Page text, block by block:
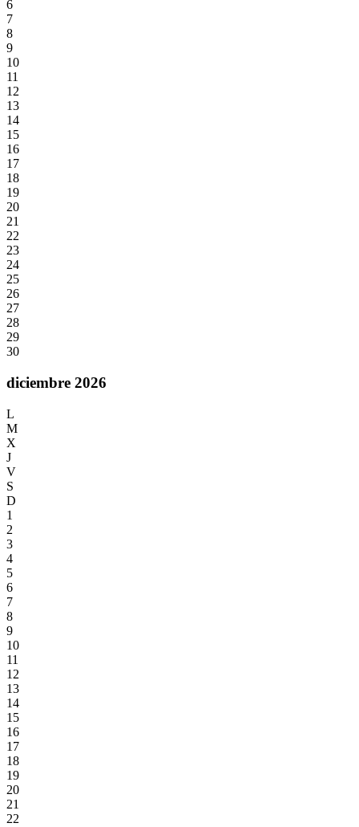
6
7
8
9
10
11
12
13
14
15
16
17
18
19
20
21
22
23
24
25
26
27
28
29
30
diciembre 2026
L
M
X
J
V
S
D
1
2
3
4
5
6
7
8
9
10
11
12
13
14
15
16
17
18
19
20
21
22